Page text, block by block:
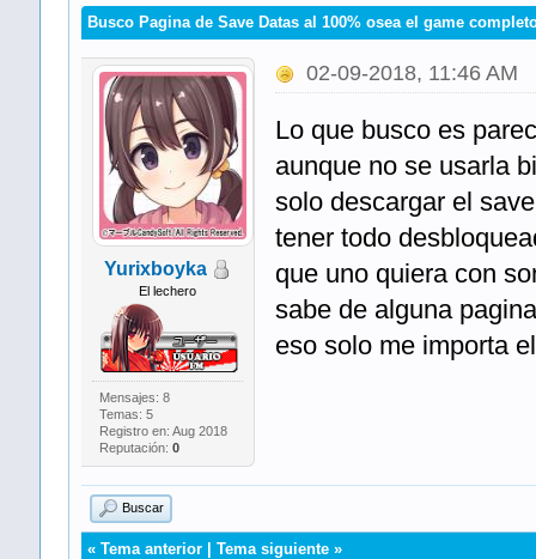
Busco Pagina de Save Datas al 100% osea el game
Yurixboyka
El lechero
Mensajes: 8
Temas: 5
Registro en: Aug 2018
Reputación: 0
02-09-2018, 11:46 AM
Lo que busco es
aunque no se usarla
solo descargar el
tener todo
que uno quiera con
sabe de alguna
eso solo me importa
Buscar
«Tema anterior |Tema siguiente »